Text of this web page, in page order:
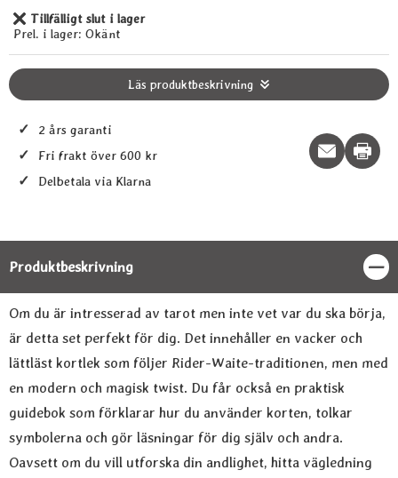
Tillgänglighet:
Tillfälligt slut i lager
Prel. i lager: Okänt
Läs produktbeskrivning
✓ 2 års garanti
✓ Fri frakt över 600 kr
✓ Delbetala via Klarna
Print
Produktbeskrivning
Produktbeskrivning
Om du är intresserad av tarot men inte vet var du ska börja,
är detta set perfekt för dig. Det innehåller en vacker och
lättläst kortlek som följer Rider-Waite-traditionen, men med
en modern och magisk twist. Du får också en praktisk
guidebok som förklarar hur du använder korten, tolkar
symbolerna och gör läsningar för dig själv och andra.
Oavsett om du vill utforska din andlighet, hitta vägledning